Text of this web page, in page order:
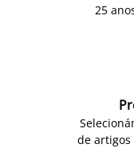
25
de artigos